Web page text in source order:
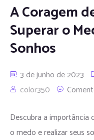
A Coragem
Superar o
Sonhos
3 de junho de 2023
color350
Descubra a importância
o medo e realizar seus